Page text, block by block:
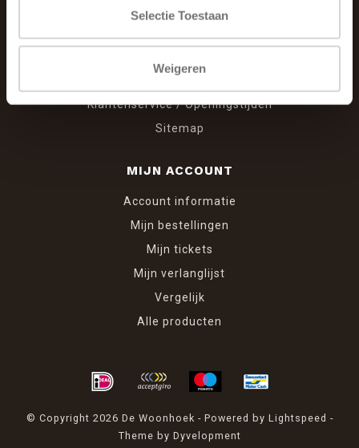
Selectie Toestaan
Weigeren
Klachtenpagina
Klantenservice / Openingstijden
Sitemap
MIJN ACCOUNT
Account informatie
Mijn bestellingen
Mijn tickets
Mijn verlanglijst
Vergelijk
Alle producten
© Copyright 2026 De Woonhoek - Powered by Lightspeed -
Theme by Dyvelopment